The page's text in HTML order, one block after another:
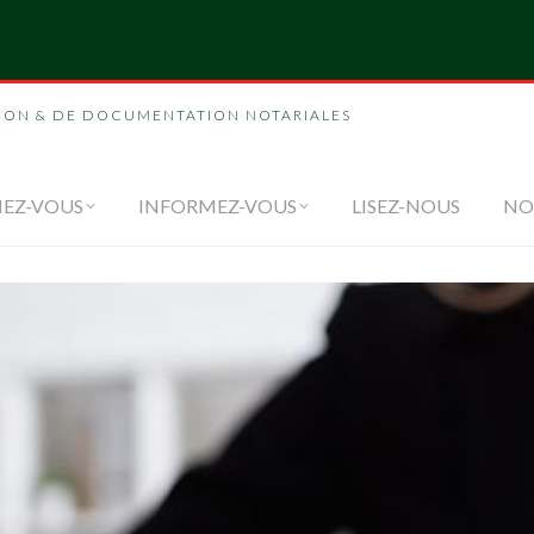
& DE DOCUMENTATION NOTARIALES
VOUS INFORMEZ-VOUS LISEZ-NOUS